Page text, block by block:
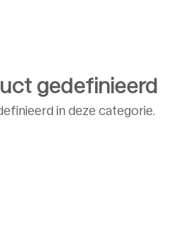
gedefinieerd
in deze categorie.